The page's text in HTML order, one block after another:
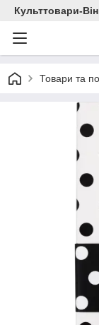
Культтовари-
Товари та